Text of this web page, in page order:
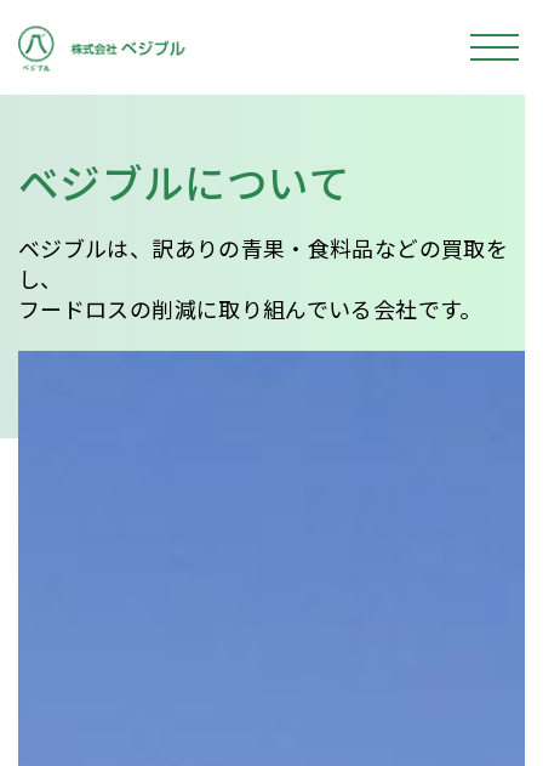
ベジブルについて
ベジブルは、訳ありの青果・食料品などの買取を
し、
フードロスの削減に取り組んでいる会社です。